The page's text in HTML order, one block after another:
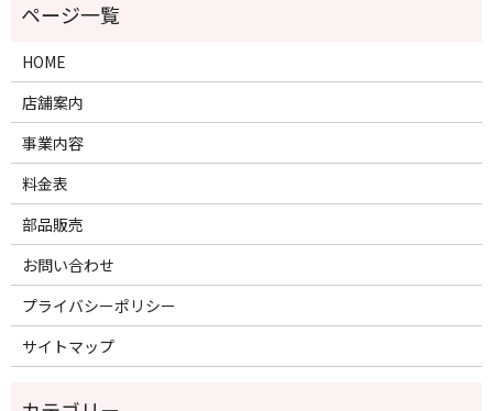
HOME
店舗案内
事業内容
料金表
部品販売
お問い合わせ
プライバシーポリシー
サイトマップ